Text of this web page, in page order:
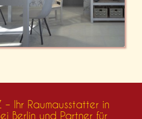
– Ihr Raumausstatter in
Berlin und Partner für